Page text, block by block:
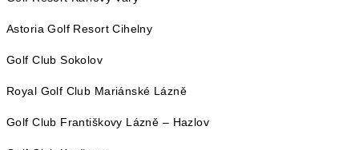
Astoria Golf Resort Cihelny
Golf Club Sokolov
Royal Golf Club Mariánské Lázně
Golf Club Františkovy Lázně – Hazlov